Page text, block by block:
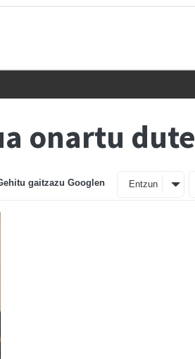
onartu dute
gaitzazu Googlen Entzun